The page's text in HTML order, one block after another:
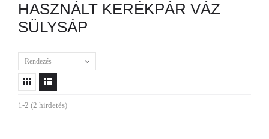
HASZNÁLT KERÉKPÁR VÁZ
SÜLYSÁP
Rendezés
1-2 (2 hirdetés)